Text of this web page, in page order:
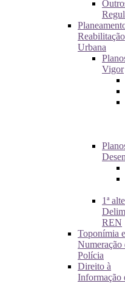
Reabilitação
Urbana
Vigor
1ª
REN
Toponímia e
Numeração
Polícia
Direito à
Informação